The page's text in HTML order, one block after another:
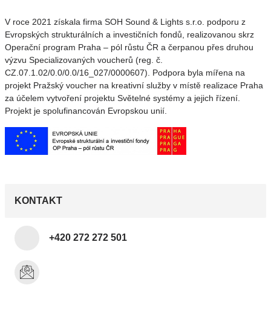
V roce 2021 získala firma SOH Sound & Lights s.r.o. podporu z
Evropských strukturálních a investičních fondů, realizovanou skrz
Operační program Praha – pól růstu ČR a čerpanou přes druhou
výzvu Specializovaných voucherů (reg. č.
CZ.07.1.02/0.0/0.0/16_027/0000607). Podpora byla mířena na
projekt Pražský voucher na kreativní služby v místě realizace Praha
za účelem vytvoření projektu Světelné systémy a jejich řízení.
Projekt je spolufinancován Evropskou unií.
KONTAKT
+420 272 272 501